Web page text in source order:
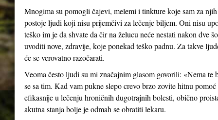
Mnogima su pomogli čajevi, melemi i tinkture koje sam za
postoje ljudi koji nisu prijemčivi za lečenje biljem. Oni nisu
teško im je da shvate da čir na želucu neće nestati nakon dve
uvoditi nove, zdravije, koje ponekad teško padnu. Za takve
će se verovatno razočarati.
Veoma često ljudi su mi značajnim glasom govorili: «Nema
se sa tim. Kad vam pukne slepo crevo brzo zovite hitnu
efikasnije u lečenju hroničnih dugotrajnih bolesti, obično
akutna stanja bolje je odmah se obratiti lekaru.